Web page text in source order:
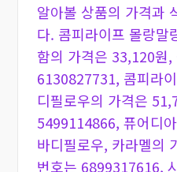
알아볼 상품의 가격과
다. 콤피라이프 몰랑말
함의 가격은 33,120원,
6130827731, 콤피라
디필로우의 가격은
5499114866, 퓨어디
바디필로우, 카라멜의
번호는 6899317616,